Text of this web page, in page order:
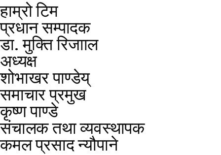
हाम्रो टिम
प्रधान सम्पादक
डा. मुक्ति रिजााल
अध्यक्ष
शोभाखर पाण्डेय्
समाचार प्रमुख
कृष्ण पाण्डे
संचालक तथा व्यवस्थापक
कमल प्रसाद न्यौपाने